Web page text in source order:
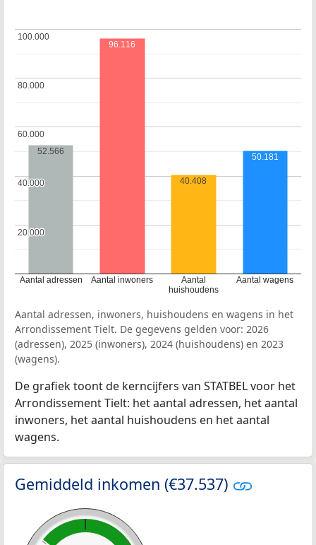
Aantal adressen Aantal inwoners
Aantal
huishoudens
Aantal wagens
20.000
20.000
40.000
40.000
60.000
60.000
80.000
80.000
100.000
100.000
52.566
96.116
40.408
50.181
Aantal adressen, inwoners, huishoudens en wagens in het
Arrondissement Tielt. De gegevens gelden voor: 2026
(adressen), 2025 (inwoners), 2024 (huishoudens) en 2023
(wagens).
De grafiek toont de kerncijfers van STATBEL voor het
Arrondissement Tielt: het aantal adressen, het aantal
inwoners, het aantal huishoudens en het aantal
wagens.
Gemiddeld inkomen (€37.537)